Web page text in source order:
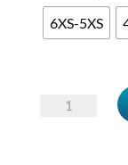
6XS-5XS
ilość